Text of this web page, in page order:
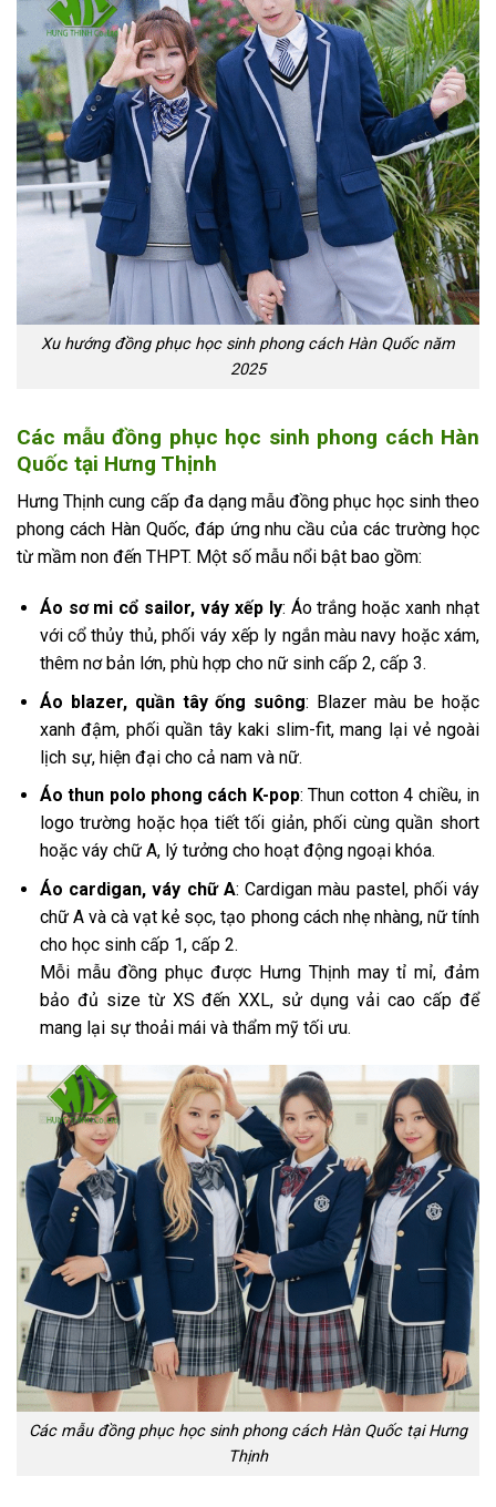
Xu hướng đồng phục học sinh phong cách Hàn Quốc năm
2025
Các mẫu đồng phục học sinh phong cách Hàn
Quốc tại Hưng Thịnh
Hưng Thịnh cung cấp đa dạng mẫu đồng phục học sinh theo
phong cách Hàn Quốc, đáp ứng nhu cầu của các trường học
từ mầm non đến THPT. Một số mẫu nổi bật bao gồm:
Áo sơ mi cổ sailor, váy xếp ly: Áo trắng hoặc xanh nhạt
với cổ thủy thủ, phối váy xếp ly ngắn màu navy hoặc xám,
thêm nơ bản lớn, phù hợp cho nữ sinh cấp 2, cấp 3.
Áo blazer, quần tây ống suông: Blazer màu be hoặc
xanh đậm, phối quần tây kaki slim-fit, mang lại vẻ ngoài
lịch sự, hiện đại cho cả nam và nữ.
Áo thun polo phong cách K-pop: Thun cotton 4 chiều, in
logo trường hoặc họa tiết tối giản, phối cùng quần short
hoặc váy chữ A, lý tưởng cho hoạt động ngoại khóa.
Áo cardigan, váy chữ A: Cardigan màu pastel, phối váy
chữ A và cà vạt kẻ sọc, tạo phong cách nhẹ nhàng, nữ tính
cho học sinh cấp 1, cấp 2.
Mỗi mẫu đồng phục được Hưng Thịnh may tỉ mỉ, đảm
bảo đủ size từ XS đến XXL, sử dụng vải cao cấp để
mang lại sự thoải mái và thẩm mỹ tối ưu.
Các mẫu đồng phục học sinh phong cách Hàn Quốc tại Hưng
Thịnh